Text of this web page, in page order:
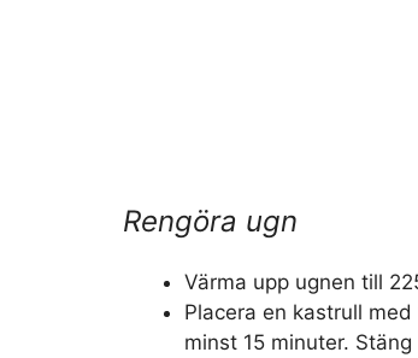
Rengöra ugn
Värma upp ugnen till
Placera en kastrull
minst 15 minuter. Stäng